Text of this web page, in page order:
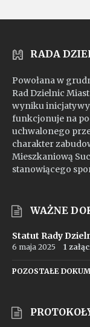
RADA
Powołana w
Rad Dzielnic
wyniku inicjatywy
funkcjonuje na
uchwalonego
charakter
Mieszkaniową
stanowiącego
WAŻNE
Statut Rady
6 maja 2025 1
POZOSTAŁE